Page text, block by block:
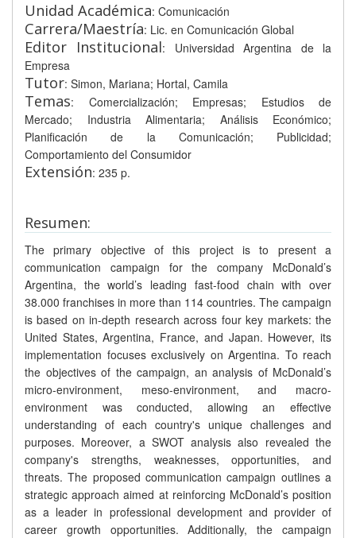
Unidad Académica: Comunicación
Carrera/Maestría: Lic. en Comunicación Global
Editor Institucional: Universidad Argentina de la
Empresa
Tutor: Simon, Mariana; Hortal, Camila
Temas: Comercialización; Empresas; Estudios de
Mercado; Industria Alimentaria; Análisis Económico;
Planificación de la Comunicación; Publicidad;
Comportamiento del Consumidor
Extensión: 235 p.
Resumen:
The primary objective of this project is to present a
communication campaign for the company McDonald’s
Argentina, the world’s leading fast-food chain with over
38.000 franchises in more than 114 countries. The campaign
is based on in-depth research across four key markets: the
United States, Argentina, France, and Japan. However, its
implementation focuses exclusively on Argentina. To reach
the objectives of the campaign, an analysis of McDonald’s
micro-environment, meso-environment, and macro-
environment was conducted, allowing an effective
understanding of each country's unique challenges and
purposes. Moreover, a SWOT analysis also revealed the
company's strengths, weaknesses, opportunities, and
threats. The proposed communication campaign outlines a
strategic approach aimed at reinforcing McDonald’s position
as a leader in professional development and provider of
career growth opportunities. Additionally, the campaign